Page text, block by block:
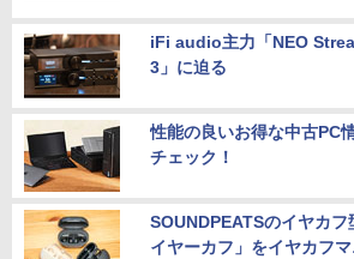
iFi audio主力「NEO
3」に迫る
性能の良いお得な中古PC
チェック！
SOUNDPEATSのイヤカ
イヤーカフ」をイヤカフ